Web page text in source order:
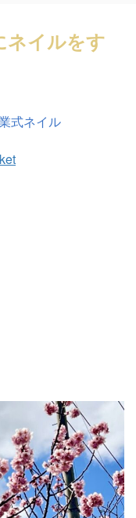
ネイルをす
式ネイル